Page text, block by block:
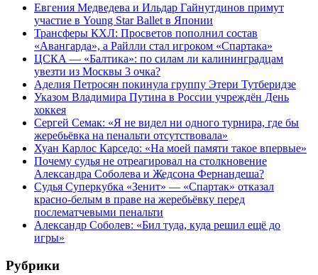
Евгения Медведева и Ильдар Гайнутдинов примут
участие в Young Star Ballet в Японии
Трансферы КХЛ: Просветов пополнил состав
«Авангарда», а Райлли стал игроком «Спартака»
ЦСКА — «Балтика»: по силам ли калининградцам
увезти из Москвы 3 очка?
Аделия Петросян покинула группу Этери Тутберидзе
Указом Владимира Путина в России учреждён День
хоккея
Сергей Семак: «Я не видел ни одного турнира, где бы
жеребьёвка на пенальти отсутствовала»
Хуан Карлос Карседо: «На моей памяти такое впервые»
Почему судья не отреагировал на столкновение
Александра Соболева и Жедсона Фернандеша?
Судья Суперкубка «Зенит» — «Спартак» отказал
красно-белым в праве на жеребьёвку перед
послематчевыми пенальти
Александр Соболев: «Бил туда, куда решил ещё до
игры»
Рубрики